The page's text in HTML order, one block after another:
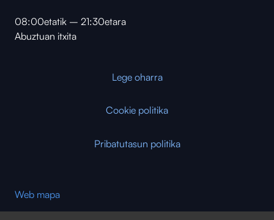
08:00etatik – 21:30etara
Abuztuan itxita
Lege oharra
Cookie politika
Pribatutasun politika
Web mapa